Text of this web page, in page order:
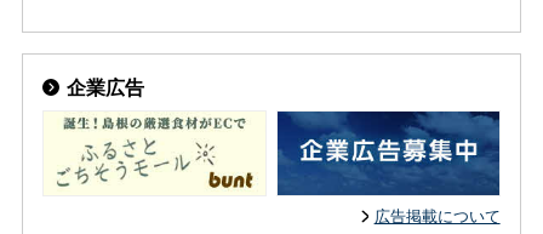
企業広告
広告掲載について